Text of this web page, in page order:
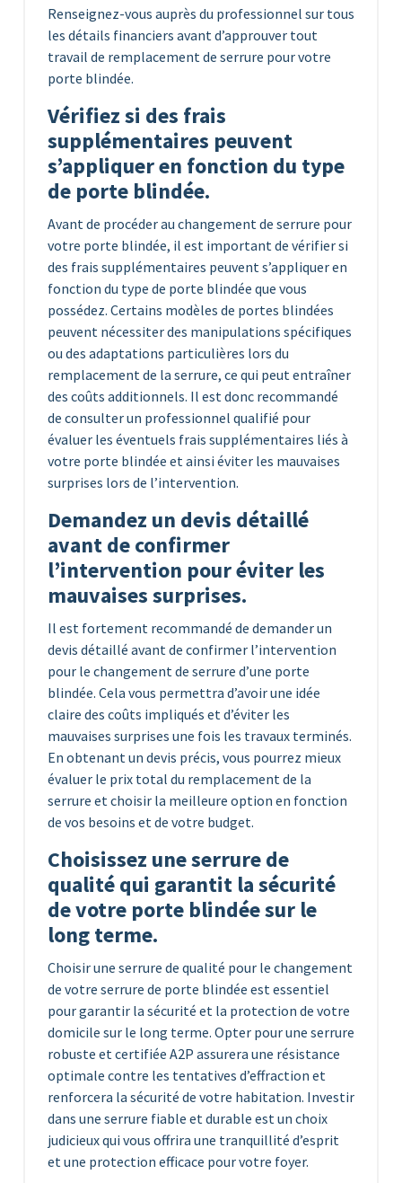
Renseignez-vous auprès du professionnel sur tous
les détails financiers avant d’approuver tout
travail de remplacement de serrure pour votre
porte blindée.
Vérifiez si des frais
supplémentaires peuvent
s’appliquer en fonction du type
de porte blindée.
Avant de procéder au changement de serrure pour
votre porte blindée, il est important de vérifier si
des frais supplémentaires peuvent s’appliquer en
fonction du type de porte blindée que vous
possédez. Certains modèles de portes blindées
peuvent nécessiter des manipulations spécifiques
ou des adaptations particulières lors du
remplacement de la serrure, ce qui peut entraîner
des coûts additionnels. Il est donc recommandé
de consulter un professionnel qualifié pour
évaluer les éventuels frais supplémentaires liés à
votre porte blindée et ainsi éviter les mauvaises
surprises lors de l’intervention.
Demandez un devis détaillé
avant de confirmer
l’intervention pour éviter les
mauvaises surprises.
Il est fortement recommandé de demander un
devis détaillé avant de confirmer l’intervention
pour le changement de serrure d’une porte
blindée. Cela vous permettra d’avoir une idée
claire des coûts impliqués et d’éviter les
mauvaises surprises une fois les travaux terminés.
En obtenant un devis précis, vous pourrez mieux
évaluer le prix total du remplacement de la
serrure et choisir la meilleure option en fonction
de vos besoins et de votre budget.
Choisissez une serrure de
qualité qui garantit la sécurité
de votre porte blindée sur le
long terme.
Choisir une serrure de qualité pour le changement
de votre serrure de porte blindée est essentiel
pour garantir la sécurité et la protection de votre
domicile sur le long terme. Opter pour une serrure
robuste et certifiée A2P assurera une résistance
optimale contre les tentatives d’effraction et
renforcera la sécurité de votre habitation. Investir
dans une serrure fiable et durable est un choix
judicieux qui vous offrira une tranquillité d’esprit
et une protection efficace pour votre foyer.